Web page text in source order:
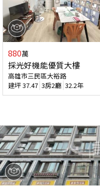
880萬
採光好機能優質大樓
高雄市三民區大裕路
建坪37.47 3房2廳 32.2年